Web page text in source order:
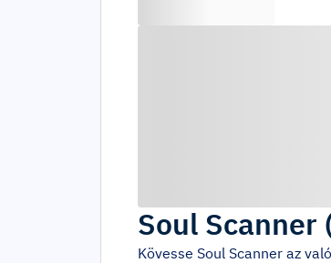
Soul Scanner
Kövesse Soul Scanner az